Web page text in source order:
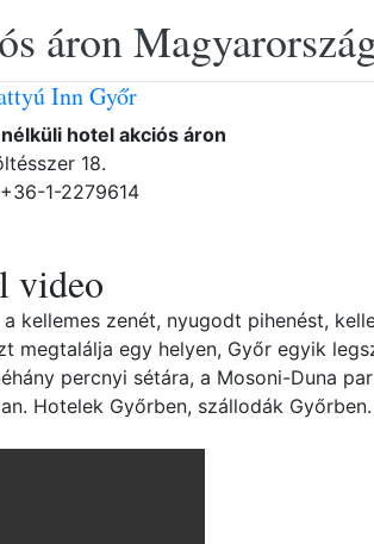
áron
Inn Győr
hotel akciós áron
18.
1-2279614
video
kellemes zenét, nyugodt pihenést,
megtalálja egy helyen, Győr egyik
percnyi sétára, a Mosoni-Duna
Hotelek Győrben, szállodák Győrben.